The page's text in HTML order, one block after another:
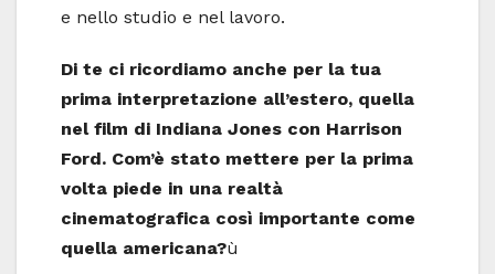
e nello studio e nel lavoro.
Di te ci ricordiamo anche per la tua
prima interpretazione all’estero, quella
nel film di Indiana Jones con Harrison
Ford. Com’è stato mettere per la prima
volta piede in una realtà
cinematografica così importante come
quella americana?ù